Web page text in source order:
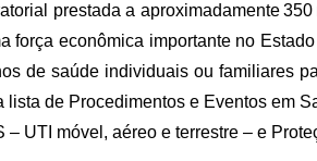
prestada a aproximadamente
econômica importante no
de saúde individuais ou familiares
de Procedimentos e Eventos em
UTI móvel, aéreo e terrestre – e